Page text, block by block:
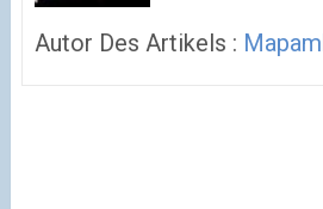
Autor Des Artikels :